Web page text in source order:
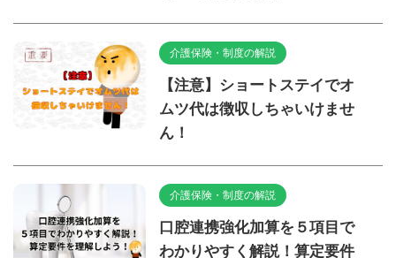
介護保険・制度の解説
【注意】ショートステイでオ
ムツ代は徴収しちゃいけませ
ん！
介護保険・制度の解説
口腔連携強化加算を５項目で
わかりやすく解説！算定要件